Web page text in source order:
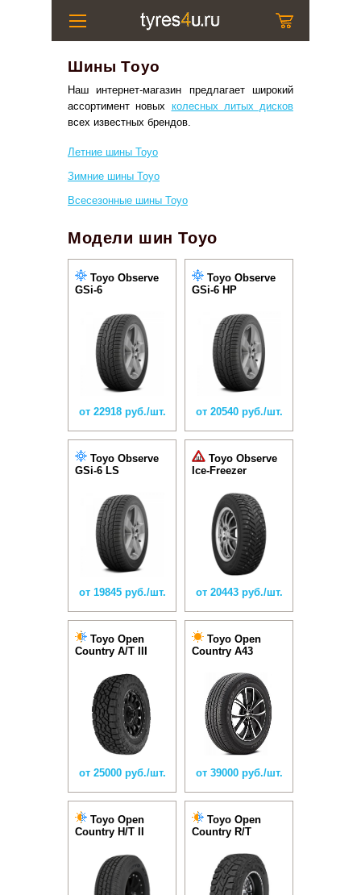
Шины Toyo
Наш интернет-магазин предлагает широкий
ассортимент новых колесных литых дисков
всех известных брендов.
Летние шины Toyo
Зимние шины Toyo
Всесезонные шины Toyo
Модели шин Toyo
Toyo Observe
GSi-6
от 22918 руб./шт.
Toyo Observe
GSi-6 HP
от 20540 руб./шт.
Toyo Observe
GSi-6 LS
от 19845 руб./шт.
Toyo Observe
Ice-Freezer
от 20443 руб./шт.
Toyo Open
Country A/T III
от 25000 руб./шт.
Toyo Open
Country A43
от 39000 руб./шт.
Toyo Open
Country H/T II
Toyo Open
Country R/T